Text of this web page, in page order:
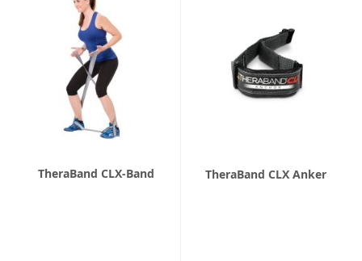
TheraBand CLX-Band TheraBand CLX Anker